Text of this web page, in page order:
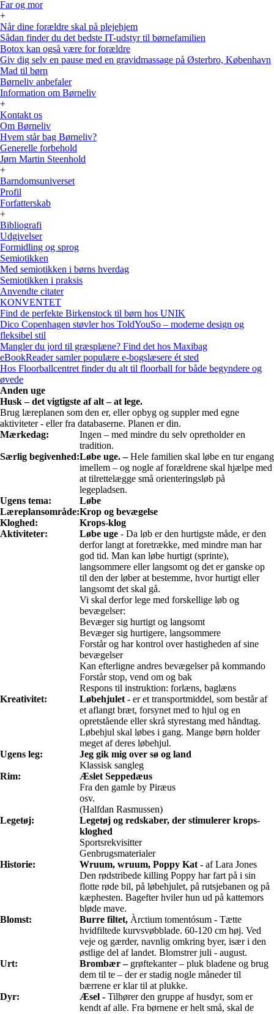
Far og mor
+
Når dine forældre skal på plejehjem
Sådan finder du det bedste IT-udstyr til børnefamilien
Botox kan også være for forældre
Giv dig selv en pause med en gravidmassage på Østerbro, København
Mad til børn
Børneliv anbefaler
Information om Børneliv
+
Kontakt os
Om Børneliv
Hvem står bag Børneliv?
Generelle forbehold
Jørn Martin Steenhold
+
Barndomsuniverset
Profil
Forfatterskab
+
Bibliografi
Udgivelser
Formidling og sprog
Semiotikken
Med semiotikken i børns hverdag
Semiotikken i praksis
Anvendte citater
KONVENTET
Find de perfekte Birkenstock til børn hos UNIK
Dico Copenhagen støvler hos ToldYouSo – moderne design og
fleksibel stil
Mangler du jord til græsplæne? Find det hos Maxibag
eBookReader samler populære e-bogslæsere ét sted
Hos Floorballcentret finder du alt til floorball for både begyndere og
øvede
Anden uge
Husk – det vigtigste af alt – at lege.
Brug læreplanen som den er, eller opbyg og suppler med egne
aktiviteter - eller fra databaserne. Planen er din.
Mærkedag:
Ingen – med mindre du selv opretholder en
tradition.
Særlig begivenhed:Løbe uge. –Hele familien skal løbe en tur engang
imellem – og nogle af forældrene skal hjælpe med
at tilrettelægge små orienteringsløb på
legepladsen.
Ugens tema:
Læreplansområde:
Kloghed:
Løbe
Krop og bevægelse
Krops-klog
Aktiviteter:
Løbe uge - Da løb er den hurtigste måde, er den
derfor langt at foretrække, med mindre man har
god tid. Man kan løbe hurtigt (sprinte),
langsommere eller langsomt og det er ganske op
til den der løber at bestemme, hvor hurtigt eller
langsomt det skal gå.
Vi skal derfor lege med forskellige løb og
bevægelser:
Bevæger sig hurtigt og langsomt
Bevæger sig hurtigere, langsommere
Forstår og har kontrol over hastigheden af sine
bevægelser
Kan efterligne andres bevægelser på kommando
Forstår stop, vend om og bak
Respons til instruktion: forlæns, baglæns
Kreativitet:
Løbehjulet - er et transportmiddel, som består af
et aflangt bræt, forsynet med to hjul og en
opretstående eller skrå styrestang med håndtag.
Løbehjul skal løbes i gang. Mange børn holder
meget af deres løbehjul.
Ugens leg:
Jeg gik mig over sø og land
Klassisk sangleg
Rim:
Æslet Seppedæus
Fra den gamle by Piræus
osv.
(Halfdan Rasmussen)
Legetøj:
Legetøj og redskaber, der stimulerer krops-
kloghed
Sportsrekvisitter
Genbrugsmaterialer
Historie:
Wruum, wruum, Poppy Kat - af Lara Jones
Den rødstribede killing Poppy har fart på i sin
flotte røde bil, på løbehjulet, på rutsjebanen og på
kæphesten. Bagefter hviler hun ud på kattemors
bløde mave.
Blomst:
Burre filtet, Àrctium tomentósum - Tætte
hvidfiltede kurvsvøbblade. 60-120 cm høj. Ved
veje og gærder, navnlig omkring byer, især i den
østlige del af landet. Blomstrer juli - august.
Urt:
Brombær – grøftekanter – pluk bladene og brug
dem til te – der er stadig nogle måneder til
bærrene er klar til at plukke.
Dyr:
Æsel - Tilhører den gruppe af husdyr, som er
kendt af alle. Fra børnene er helt små, skal de